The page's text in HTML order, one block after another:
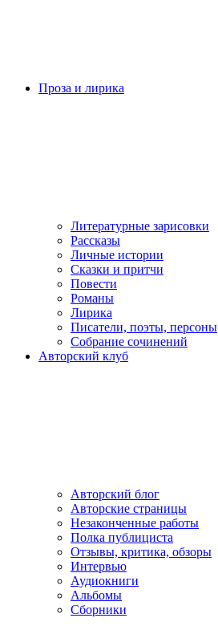
Проза и лирика
Литературные зарисовки
Рассказы
Личные истории
Сказки и притчи
Повести
Романы
Лирика
Писатели, поэты, персоны
Собрание сочинений
Авторский клуб
Авторский блог
Авторские страницы
Незаконченные работы
Полка публициста
Отзывы, критика, обзоры
Интервью
Аудиокниги
Альбомы
Сборники